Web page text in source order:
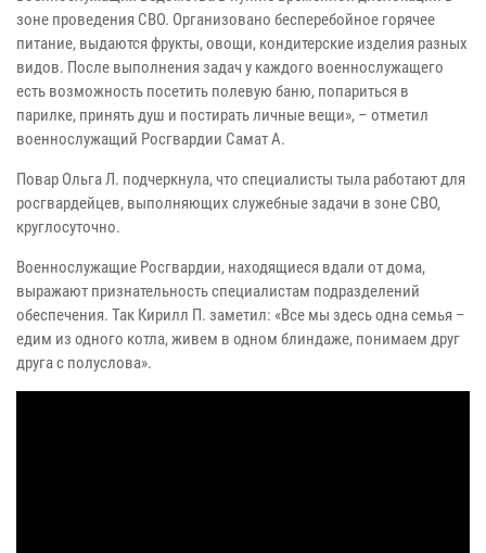
зоне проведения СВО. Организовано бесперебойное горячее
питание, выдаются фрукты, овощи, кондитерские изделия разных
видов. После выполнения задач у каждого военнослужащего
есть возможность посетить полевую баню, попариться в
парилке, принять душ и постирать личные вещи», – отметил
военнослужащий Росгвардии Самат А.
Повар Ольга Л. подчеркнула, что специалисты тыла работают для
росгвардейцев, выполняющих служебные задачи в зоне СВО,
круглосуточно.
Военнослужащие Росгвардии, находящиеся вдали от дома,
выражают признательность специалистам подразделений
обеспечения. Так Кирилл П. заметил: «Все мы здесь одна семья –
едим из одного котла, живем в одном блиндаже, понимаем друг
друга с полуслова».